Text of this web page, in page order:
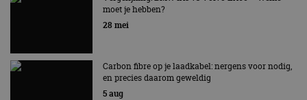
EV Experience 2026 van 24 tot 26 september
moet je hebben?
28 mei
Carbon fibre op je laadkabel: nergens voor nodig,
en precies daarom geweldig
5 aug